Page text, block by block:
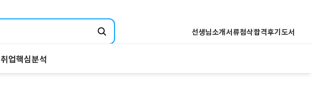
선생님소개서류첨삭합격후기도서
취업핵심분석